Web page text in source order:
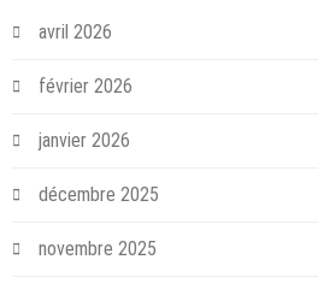
avril 2026
février 2026
janvier 2026
décembre 2025
novembre 2025